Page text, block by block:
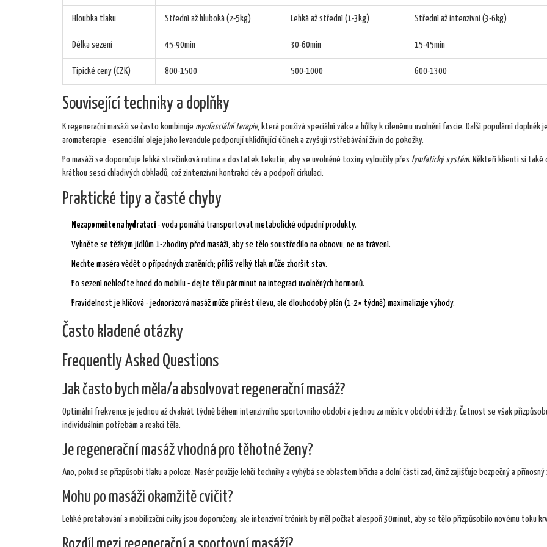
Hloubka tlaku Střední až hluboká (2-5kg) Lehká až střední (1-3kg) Střední až intenzivní (3-6kg)
Délka sezení 45-90min 30-60min 15-45min
Tipické ceny (CZK) 800-1500 500-1000 600-1300
Související techniky a doplňky
K regenerační masáži se často kombinuje myofasciální terapie, která používá speciální válce a hůlky k cílenému uvolnění fascie. Další populární doplněk je
aromaterapie - esenciální oleje jako levandule podporují uklidňující účinek a zvyšují vstřebávání živin do pokožky.
Po masáži se doporučuje lehká strečinková rutina a dostatek tekutin, aby se uvolněné toxiny vyloučily přes lymfatický systém. Někteří klienti si také
krátkou sesci chladivých obkladů, což zintenzívní kontrakci cév a podpoří cirkulaci.
Praktické tipy a časté chyby
Nezapomeňte na hydrataci - voda pomáhá transportovat metabolické odpadní produkty.
Vyhněte se těžkým jídlům 1-2hodiny před masáží, aby se tělo soustředilo na obnovu, ne na trávení.
Nechte maséra vědět o případných zraněních; příliš velký tlak může zhoršit stav.
Po sezení nehleďte hned do mobilu - dejte tělu pár minut na integraci uvolněných hormonů.
Pravidelnost je klíčová - jednorázová masáž může přinést úlevu, ale dlouhodobý plán (1-2× týdně) maximalizuje výhody.
Často kladené otázky
Frequently Asked Questions
Jak často bych měla/a absolvovat regenerační masáž?
Optimální frekvence je jednou až dvakrát týdně během intenzivního sportovního období a jednou za měsíc v období údržby. Četnost se však
individuálním potřebám a reakci těla.
Je regenerační masáž vhodná pro těhotné ženy?
Ano, pokud se přizpůsobí tlaku a poloze. Masér použije lehčí techniky a vyhýbá se oblastem břicha a dolní části zad, čímž zajišťuje bezpečný a přínosný
Mohu po masáži okamžitě cvičit?
Lehké protahování a mobilizační cviky jsou doporučeny, ale intenzivní trénink by měl počkat alespoň 30minut, aby se tělo přizpůsobilo novému toku